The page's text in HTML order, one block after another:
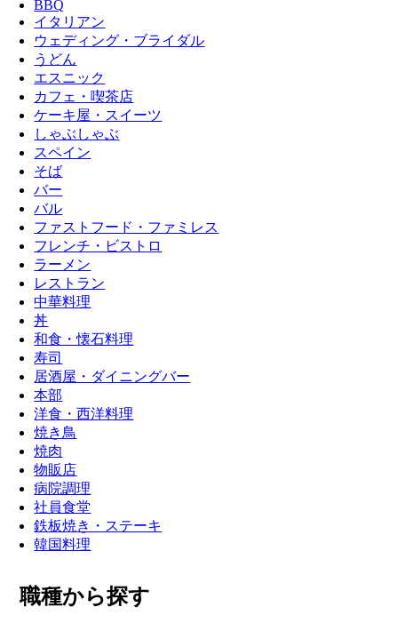
BBQ
イタリアン
ウェディング・ブライダル
うどん
エスニック
カフェ・喫茶店
ケーキ屋・スイーツ
しゃぶしゃぶ
スペイン
そば
バー
バル
ファストフード・ファミレス
フレンチ・ビストロ
ラーメン
レストラン
中華料理
丼
和食・懐石料理
寿司
居酒屋・ダイニングバー
本部
洋食・西洋料理
焼き鳥
焼肉
物販店
病院調理
社員食堂
鉄板焼き・ステーキ
韓国料理
職種から探す